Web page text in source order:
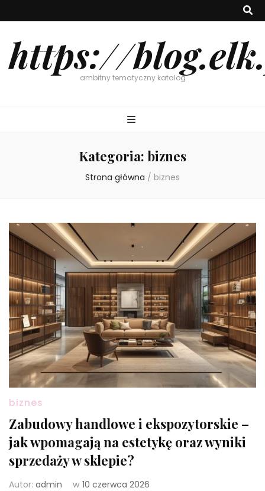
https://ambitny tematyczny katalog
Kategoria: biznes
Strona główna / biznes
biznes
Zabudowy handlowe i ekspozytorskie –
jak wpomagają na estetykę oraz wyniki
sprzedaży w sklepie?
Autor: admin w 10 czerwca 2026